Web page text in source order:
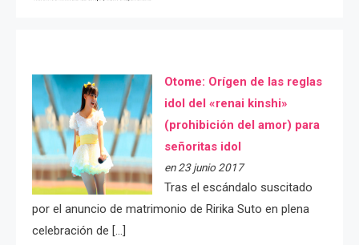
Otome: Orígen de las reglas
idol del «renai kinshi»
(prohibición del amor) para
señoritas idol
en 23 junio 2017
Tras el escándalo suscitado
por el anuncio de matrimonio de Ririka Suto en plena
celebración de […]